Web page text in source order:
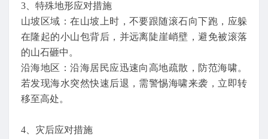
3、特殊地形应对措施
山坡区域：在山坡上时，不要跟随滚石向下跑，应躲
在隆起的小山包背后，并远离陡崖峭壁，避免被滚落
的山石砸中。
沿海地区：沿海居民应迅速向高地疏散，防范海啸。
若发现海水突然快速后退，需警惕海啸来袭，立即转
移至高处。
4、灾后应对措施